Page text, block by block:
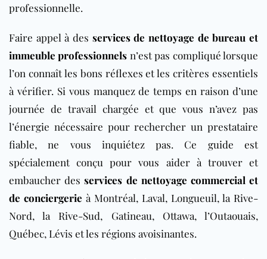
professionnelle.
Faire appel à des services de nettoyage de bureau et
immeuble professionnels n’est pas compliqué lorsque
l’on connaît les bons réflexes et les critères essentiels
à vérifier. Si vous manquez de temps en raison d’une
journée de travail chargée et que vous n’avez pas
l’énergie nécessaire pour rechercher un prestataire
fiable, ne vous inquiétez pas. Ce guide est
spécialement conçu pour vous aider à trouver et
embaucher desservices de nettoyage commercial et
de conciergerie à Montréal, Laval, Longueuil, la Rive-
Nord, la Rive-Sud, Gatineau, Ottawa, l’Outaouais,
Québec, Lévis et les régions avoisinantes.